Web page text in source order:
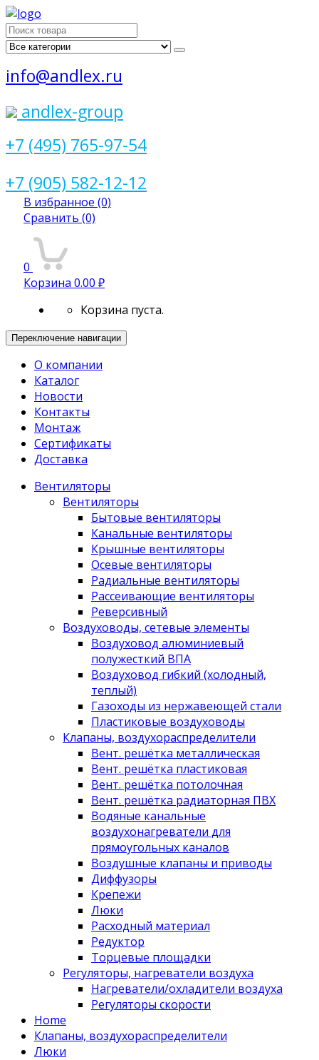
Поиск
для:
info@andlex.ru
andlex-group
+7 (495) 765-97-54
+7 (905) 582-12-12
В избранное (0)
Сравнить (0)
0
Корзина 0.00 ₽
Корзина пуста.
Переключение навигации
О компании
Каталог
Новости
Контакты
Монтаж
Сертификаты
Доставка
Вентиляторы
Вентиляторы
Бытовые вентиляторы
Канальные вентиляторы
Крышные вентиляторы
Осевые вентиляторы
Радиальные вентиляторы
Рассеивающие вентиляторы
Реверсивный
Воздуховоды, сетевые элементы
Воздуховод алюминиевый
полужесткий ВПА
Воздуховод гибкий (холодный,
теплый)
Газоходы из нержавеющей стали
Пластиковые воздуховоды
Клапаны, воздухораспределители
Вент. решётка металлическая
Вент. решётка пластиковая
Вент. решётка потолочная
Вент. решётка радиаторная ПВХ
Водяные канальные
воздухонагреватели для
прямоугольных каналов
Воздушные клапаны и приводы
Диффузоры
Крепежи
Люки
Расходный материал
Редуктор
Торцевые площадки
Регуляторы, нагреватели воздуха
Нагреватели/охладители воздуха
Регуляторы скорости
Home
Клапаны, воздухораспределители
Люки